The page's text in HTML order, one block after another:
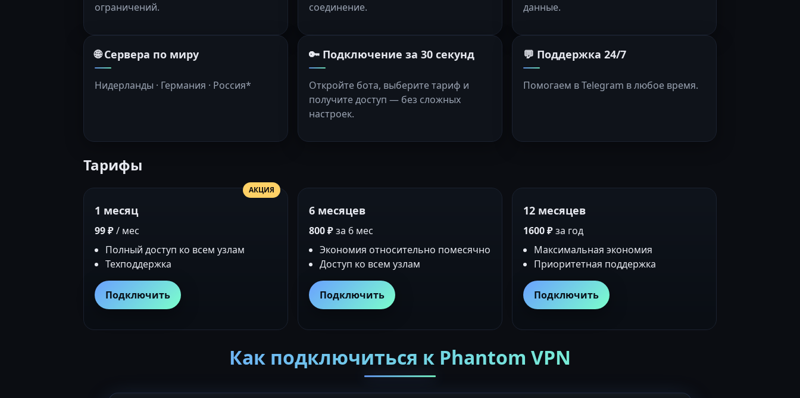
ограничений.
соединение.
данные.
🌐 Сервера по миру
Нидерланды · Германия · Россия*
🔑 Подключение за 30 секунд
Откройте бота, выберите тариф и
получите доступ — без сложных
настроек.
💬 Поддержка 24/7
Помогаем в Telegram в любое время.
Тарифы
АКЦИЯ
1 месяц
99 ₽/ мес
Полный доступ ко всем узлам
Техподдержка
Подключить
6 месяцев
800 ₽за 6 мес
Экономия относительно помесячно
Доступ ко всем узлам
Подключить
12 месяцев
1600 ₽за год
Максимальная экономия
Приоритетная поддержка
Подключить
Как подключиться к Phantom VPN